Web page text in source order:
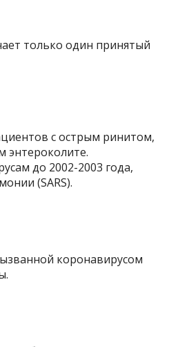
только один принятый
с острым ринитом,
энтероколите.
до 2002-2003 года,
(SARS).
коронавирусом